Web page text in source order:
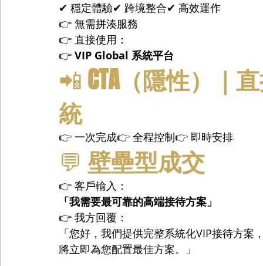
✔ 穩定體驗✔ 跨境整合✔ 高效運作
👉 無需拼湊服務
👉 直接使用：
👉 VIP Global 系統平台
📲 CTA（隱性）｜
統
👉 一次完成👉 全程控制👉 即時安排
💬 壁壘型成交
👉 客戶輸入：
「我需要最可靠的高端接待方案」
👉 我方回覆：
「您好，我們提供完整系統化VIP接待方
將立即為您配置最佳方案。」